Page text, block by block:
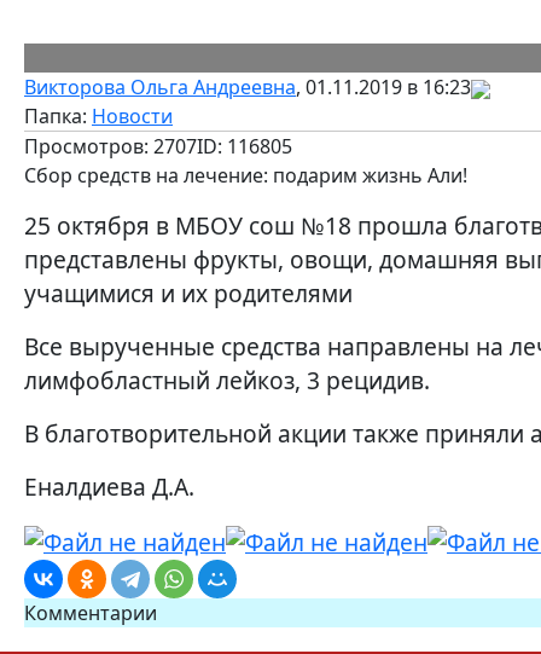
Викторова Ольга Андреевна, 01.11.2019 в 16:23
Папка: Новости
Просмотров: 2707ID: 116805
Сбор средств на лечение: подарим жизнь Али!
25 октября в МБОУ сош №18 прошла
представлены фрукты, овощи, домашняя
учащимися и их родителями
Все вырученные средства направлены на
лимфобластный лейкоз, 3 рецидив.
В благотворительной акции также приняли
Еналдиева Д.А.
Комментарии